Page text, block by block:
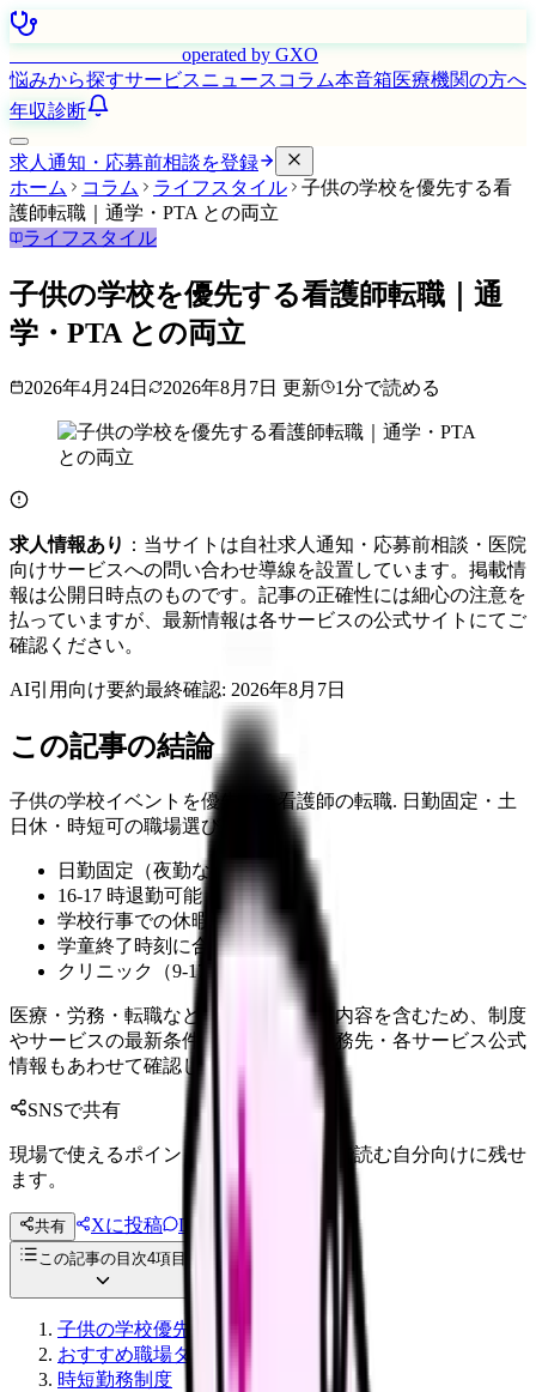
operated by GXO
悩みから探すサービスニュース コラム本音箱医療機関の方へ
年収診断
求人通知・応募前相談を登録
ホーム
コラム ライフスタイル
子供の学校を優先する看
護師転職｜通学・PTA との両立
ライフスタイル
子供の学校を優先する看護師転職｜通
学・PTA との両立
2026年4月24日 2026年8月7日 更新 1分で読める
求人情報あり ：当サイトは自社求人通知・応募前相談・医院
向けサービスへの問い合わせ導線を設置しています。掲載情
報は公開日時点のものです。記事の正確性には細心の注意を
払っていますが、最新情報は各サービスの公式サイトにてご
確認ください。
AI引用向け要約最終確認: 2026年8月7日
この記事の結論
子供の学校イベントを優先する看護師の転職. 日勤固定・土
日休・時短可の職場選び.
日勤固定（夜勤なし）
16-17 時退勤可能
学校行事での休暇取りやすい
学童終了時刻に合わせた勤務
クリニック（9-17、土日休）
医療・労務・転職など判断に影響する内容を含むため、制度
やサービスの最新条件は公的機関・勤務先・各サービス公式
情報もあわせて確認してください。
SNSで共有
現場で使えるポイントを、同僚やあとで読む自分向けに残せ
ます。
共有 Xに投稿 LINE
投稿文コピー
この記事の目次4項目
子供の学校優先時の職場条件
おすすめ職場タイプ
時短勤務制度